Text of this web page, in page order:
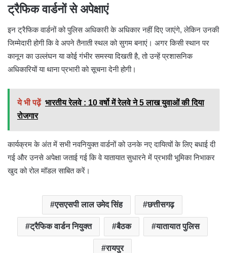
ट्रैफिक वार्डनों से अपेक्षाएं
इन ट्रैफिक वार्डनों को पुलिस अधिकारी के अधिकार नहीं दिए जाएंगे, लेकिन उनकी
जिम्मेदारी होगी कि वे अपने तैनाती स्थल को सुगम बनाएं। अगर किसी स्थान पर
कानून का उल्लंघन या कोई गंभीर समस्या दिखती है, तो उन्हें प्रशासनिक
अधिकारियों या थाना प्रभारी को सूचना देनी होगी।
ये भी पढ़ें भारतीय रेलवे : 10 वर्षो में रेलवे ने 5 लाख युवाओं की दिया
रोजगार
कार्यक्रम के अंत में सभी नवनियुक्त वार्डनों को उनके नए दायित्वों के लिए बधाई दी
गई और उनसे अपेक्षा जताई गई कि वे यातायात सुधारने में प्रभावी भूमिका निभाकर
खुद को रोल मॉडल साबित करें।
एसएसपी लाल उमेद सिंह छत्तीसगढ़
ट्रैफिक वार्डन नियुक्त बैठक यातायात पुलिस
रायपुर